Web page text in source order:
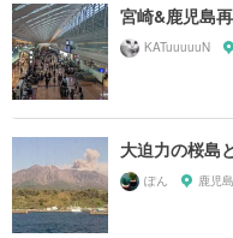
宮崎&鹿児島
KATuuuuuN
大迫力の桜島
ぽん 鹿児島